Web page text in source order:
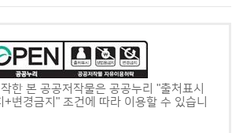
한 본 공공저작물은 공공누리 "출처표시
변경금지" 조건에 따라 이용할 수 있습니